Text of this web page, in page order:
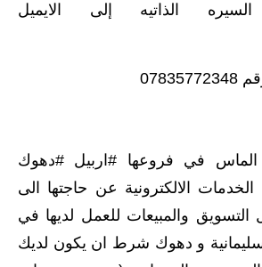
الذاتيه إلى الايميل
في فروعها #اربيل #دهوك
الالكترونية عن حاجتها الى
والمبيعات للعمل لديها في
و دهوك شرط ان يكون لديك